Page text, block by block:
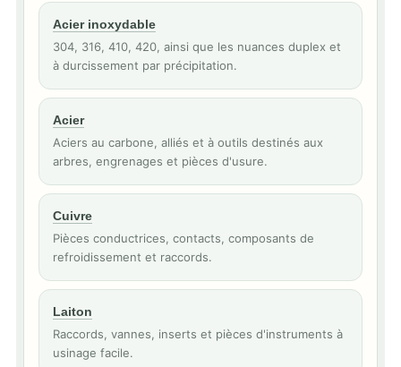
Acier inoxydable
304, 316, 410, 420, ainsi que les nuances duplex et
à durcissement par précipitation.
Acier
Aciers au carbone, alliés et à outils destinés aux
arbres, engrenages et pièces d'usure.
Cuivre
Pièces conductrices, contacts, composants de
refroidissement et raccords.
Laiton
Raccords, vannes, inserts et pièces d'instruments à
usinage facile.